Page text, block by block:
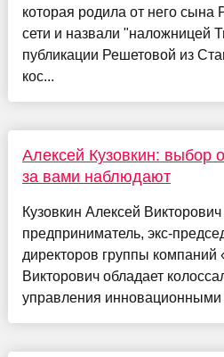
которая родила от него
сети и назвали "наложницей
публикации Решетовой из
кос...
Алексей Кузовкин: выбор
за вами наблюдают
Кузовкин Алексей
предприниматель, экс-
директоров группы
Викторович обладает
управления инновационными